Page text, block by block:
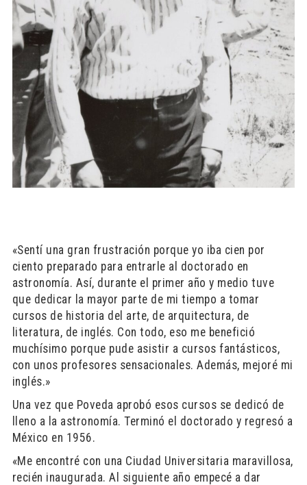
«Sentí una gran frustración porque yo iba cien por
ciento preparado para entrarle al doctorado en
astronomía. Así, durante el primer año y medio tuve
que dedicar la mayor parte de mi tiempo a tomar
cursos de historia del arte, de arquitectura, de
literatura, de inglés. Con todo, eso me benefició
muchísimo porque pude asistir a cursos fantásticos,
con unos profesores sensacionales. Además, mejoré mi
inglés.»
Una vez que Poveda aprobó esos cursos se dedicó de
lleno a la astronomía. Terminó el doctorado y regresó a
México en 1956.
«Me encontré con una Ciudad Universitaria maravillosa,
recién inaugurada. Al siguiente año empecé a dar